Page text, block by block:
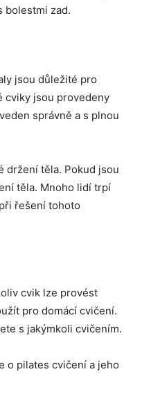
bolestmi zad.
jsou důležité pro
cviky jsou provedeny
správně a s plnou
držení těla. Pokud jsou
těla. Mnoho lidí trpí
řešení tohoto
cvik lze provést
pro domácí cvičení.
s jakýmkoli cvičením.
o pilates cvičení a jeho